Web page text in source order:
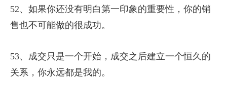
52、如果你还没有明白第一印象的重要性，你的销
售也不可能做的很成功。
53、成交只是一个开始，成交之后建立一个恒久的
关系，你永远都是我的。